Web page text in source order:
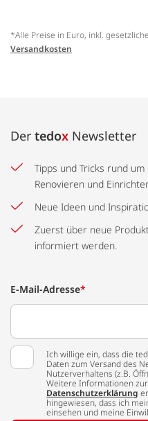
*Alle Preise in Euro, inkl.
Versandkosten
Der tedox Newsletter
Tipps und Tricks rund
Renovieren und
Neue Ideen und
Zuerst über neue
informiert werden.
E-Mail-Adresse*
Ich willige ein, dass die
Daten zum Versand des
Nutzerverhaltens (z.B.
Weitere Informationen
Datenschutzerklärung
hingewiesen, dass ich
einsehen und meine